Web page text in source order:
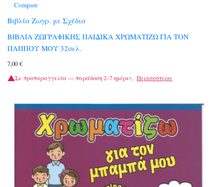
Compare
Βιβλία Ζωγρ. με Σχέδια
ΒΙΒΛΙΑ ΖΩΓΡΑΦΙΚΗΣ ΠΑΙΔΙΚΑ ΧΡΩΜΑΤΙΖΩ ΓΙΑ ΤΟΝ
ΠΑΠΠΟΥ ΜΟΥ 32σελ.
7,00 €
Σε προπαραγγελία — παράδοση 2–7 ημέρες. Περισσότερα